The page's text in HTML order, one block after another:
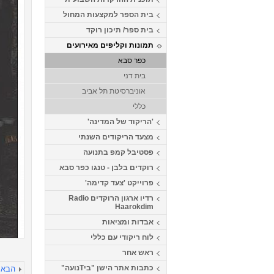
בית הספר למקצעות המחול
בית ספר/ תיכון רוקד
תמונות וקליפים מאירועים
כפר סבא
בית דני
אוניברסיטת תל אביב
כללי
'הריקוד של המדינה'
מצעד הריקודים השנתי
פסטיבל קמפ בתנועה
רוקדים בלבן - טנגו כפר סבא
פרוייקט 'צעד קדימה'
רדיו ארגון הרוקדים Radio
Haarokdim
אבדות ומציאות
לוח ריקודי עם כללי
ראש אחר
כתבות אתר הישן "ביTנועה"
הבא